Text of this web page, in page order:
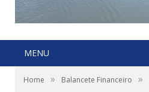
MENU
Home » Balancete Financeiro »